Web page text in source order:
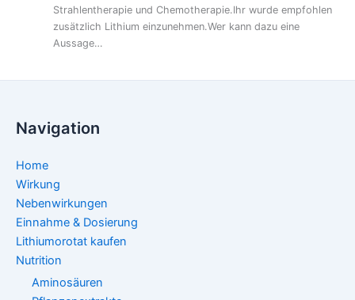
Strahlentherapie und Chemotherapie.Ihr wurde empfohlen
zusätzlich Lithium einzunehmen.Wer kann dazu eine
Aussage…
Navigation
Home
Wirkung
Nebenwirkungen
Einnahme & Dosierung
Lithiumorotat kaufen
Nutrition
Aminosäuren